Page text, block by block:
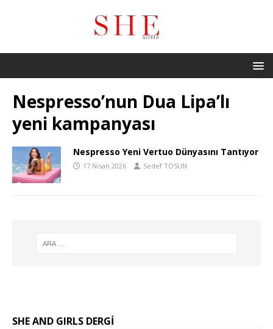
Nespresso’nun Dua Lipa’lı
yeni kampanyası
Nespresso Yeni Vertuo Dünyasını Tantıyor
17 Nisan 2026 Sedef TOSUN
SHE AND GIRLS DERGİ